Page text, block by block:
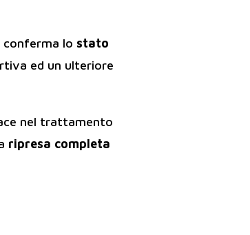
lo stato
ed un ulteriore
nel trattamento
ripresa completa